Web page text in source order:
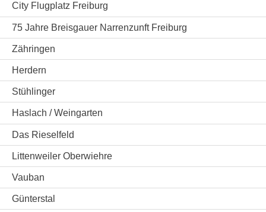
City Flugplatz Freiburg
75 Jahre Breisgauer Narrenzunft Freiburg
Zähringen
Herdern
Stühlinger
Haslach / Weingarten
Das Rieselfeld
Littenweiler Oberwiehre
Vauban
Günterstal